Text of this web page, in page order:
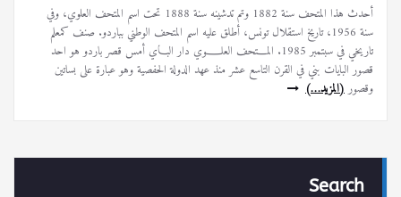
أحدث هذا المتحف سنة 1882 وتم تدشينه سنة 1888 تحت اسم المتحف العلوي، وفي
سنة 1956، تاريخ استقلال تونس، أطلق عليه اسم المتحف الوطني بباردو. صنف كمعلم
تاريخي في سبتمبر 1985. المـــتحف العلــــوي دار البــاي أمس قصر باردو هو احد
قصور البايات بني في القرن التاسع عشر منذ عهد الدولة الحفصية وهو عبارة على بساتين
وقصور(المزيد…)
Search